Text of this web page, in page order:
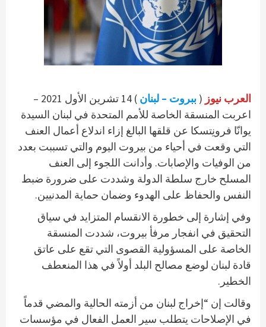
العرب نيوز ( ببروت – لبنان
) 14 تشرين الأول 2021 –
اعربت المنسقة الخاصة للأمم المتحدة في لبنان السيدة
يوانّا فرونِتسكا عن قلقها البالغ إزاء اندلاع أعمال العنف
التي وقعت في أحياء من بيروت اليوم والتي تسببت بعدد
من الوفيات والإصابات. وأدانت اللجوء إلى العنف
المسلح خارج سلطة الدولة وشددت على ضرورة ضبط
النفس والحفاظ على الهدوء وضمان حماية المدنيين.
وفي إشارة إلى خطورة الانقسام المتزايد في سياق
التحقيق في انفجار مرفأ بيروت، شددت المنسقة
الخاصة على المسؤولية القصوى التي تقع على عاتق
قادة لبنان لوضع مصالح البلد أولاً في هذا المنعطف
الخطير.
وقالت إن “إخراج لبنان من أزمته الحالية والمضي قدماً
في الإصلاحات يتطلب سير العمل الفعال في مؤسسات